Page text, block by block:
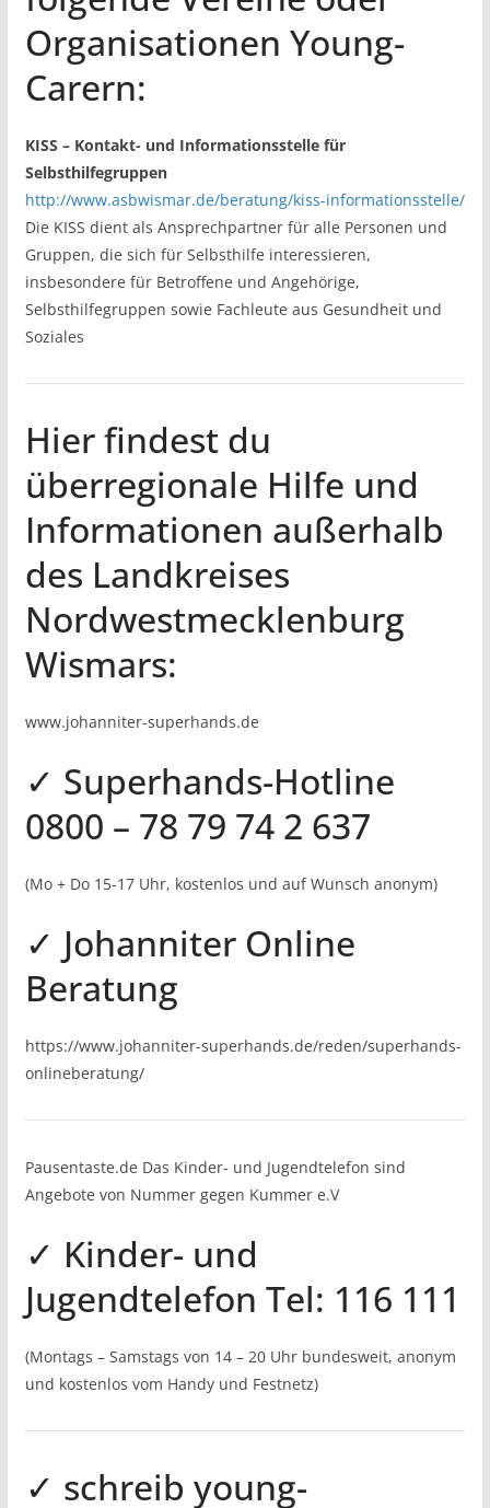
Organisationen Young-
Carern:
KISS – Kontakt- und Informationsstelle für
Selbsthilfegruppen
http://www.asbwismar.de/beratung/kiss-informationsstelle/
Die KISS dient als Ansprechpartner für alle Personen und
Gruppen, die sich für Selbsthilfe interessieren,
insbesondere für Betroffene und Angehörige,
Selbsthilfegruppen sowie Fachleute aus Gesundheit und
Soziales
Hier findest du
überregionale Hilfe und
Informationen außerhalb
des Landkreises
Nordwestmecklenburg
Wismars:
www.johanniter-superhands.de
✓ Superhands-Hotline
0800 – 78 79 74 2 637
(Mo + Do 15-17 Uhr, kostenlos und auf Wunsch anonym)
✓ Johanniter Online
Beratung
https://www.johanniter-superhands.de/reden/superhands-
onlineberatung/
Pausentaste.de Das Kinder- und Jugendtelefon sind
Angebote von Nummer gegen Kummer e.V
✓ Kinder- und
Jugendtelefon Tel: 116 111
(Montags – Samstags von 14 – 20 Uhr bundesweit, anonym
und kostenlos vom Handy und Festnetz)
✓ schreib young-